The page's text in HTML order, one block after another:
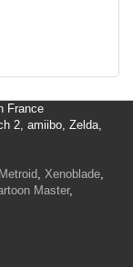
France
2, amiibo, Zelda,
Metroid, Xenoblade,
Master,